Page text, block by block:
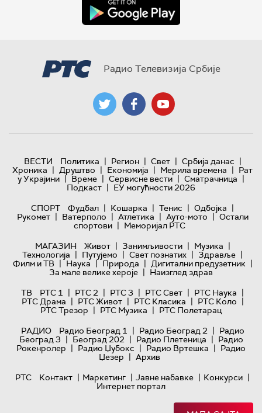
Радио Телевизија Србије
ВЕСТИ Политика | Регион | Свет | Србија данас |
Хроника | Друштво | Економија | Мерила времена | Рат
у Украјини | Време | Сервисне вести | Сматрачница |
Подкаст | ЕУ могућности 2026
СПОРТ
Фудбал | Кошарка | Тенис | Одбојка |
Рукомет | Ватерполо | Атлетика | Ауто-мото | Остали
спортови | Меморијал РТС
МАГАЗИН
Живот | Занимљивости | Музика |
Технологијa | Путујемо | Свет познатих | Здравље |
Филм и ТВ | Наука | Природа | Дигитални предузетник |
За мале велике хероје | Наизглед здрав
ТВ
РТС 1 | РТС 2 | РТС 3 | РТС Свет | РТС Наука |
РТС Драма | РТС Живот | РТС Класика | РТС Коло |
РТС Трезор | РТС Музика | РТС Полетарац
РАДИО
Радио Београд 1 | Радио Београд 2 | Радио
Београд 3 | Београд 202 | Радио Плетеница | Радио
Рокенролер | Радио Џубокс | Радио Вртешка | Радио
Џезер | Архив
РТС
Контакт | Маркетинг | Јавне набавке | Конкурси |
Интернет портал